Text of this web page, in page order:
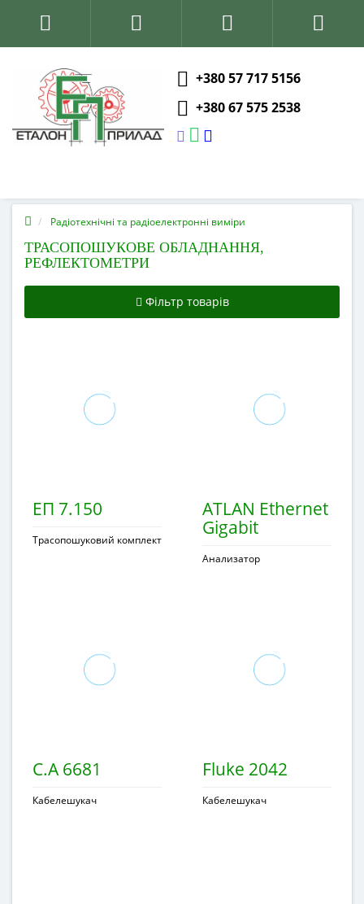
+380 57 717 5156
+380 67 575 2538
Радіотехнічні та радіоелектронні виміри
ТРАСОПОШУКОВЕ ОБЛАДНАННЯ,
РЕФЛЕКТОМЕТРИ
Фільтр товарів
ЕП 7.150
Трасопошуковий комплект
ATLAN Ethernet
Gigabit
Анализатор
C.A 6681
Кабелешукач
Fluke 2042
Кабелешукач